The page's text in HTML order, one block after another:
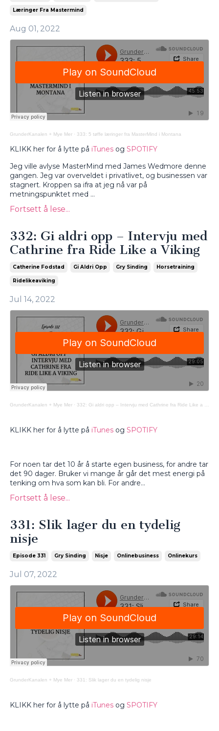
Læringer Fra Mastermind
Aug 01, 2022
GrunderKanalen + Mye Mer · 333: 5 tøffe læringer fra MasterMind i Montana
KLIKK her for å lytte på iTunes og SPOTIFY
Jeg ville avlyse MasterMind med James Wedmore denne
gangen. Jeg var overveldet i privatlivet, og businessen var
stagnert. Kroppen sa ifra at jeg nå var på
metningspunktet med ...
Fortsett å lese...
332: Gi aldri opp – Intervju med
Cathrine fra Ride Like a Viking
Catherine Fodstad Gi Aldri Opp Gry Sinding Horsetraining
Ridelikeaviking
Jul 14, 2022
GrunderKanalen + Mye Mer · 332: Gi aldri opp – Intervju med Cathrine fra Ride Like a Viking
KLIKK her for å lytte på iTunes og SPOTIFY
For noen tar det 10 år å starte egen business, for andre tar
det 90 dager. Bruker vi mange år går det mest energi på
tenking om hva som kan bli. For andre...
Fortsett å lese...
331: Slik lager du en tydelig
nisje
Episode 331 Gry Sinding Nisje Onlinebusiness Onlinekurs
Jul 07, 2022
GrunderKanalen + Mye Mer · 331: Slik lager du en tydelig nisje
KLIKK her for å lytte på iTunes og SPOTIFY